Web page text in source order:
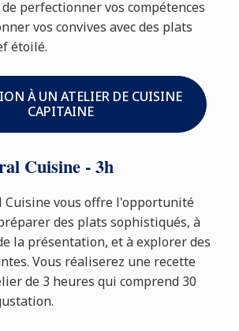
perfectionner vos compétences
vos convives avec des plats
étoilé.
À UN ATELIER DE CUISINE
CAPITAINE
Cuisine - 3h
Cuisine vous offre l'opportunité
des plats sophistiqués, à
la présentation, et à explorer des
Vous réaliserez une recette
de 3 heures qui comprend 30